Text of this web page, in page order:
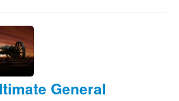
General